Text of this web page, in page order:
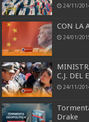
24/11/
CON LA
24/01/
C.J. DEL
24/11/
Drake